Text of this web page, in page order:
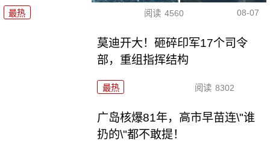
最热 阅读 4560 08-07
莫迪开大！砸碎印军17个司令
部，重组指挥结构
最热 阅读 8302
广岛核爆81年，高市早苗连\"谁
扔的\"都不敢提！